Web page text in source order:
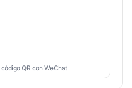
QR con WeChat